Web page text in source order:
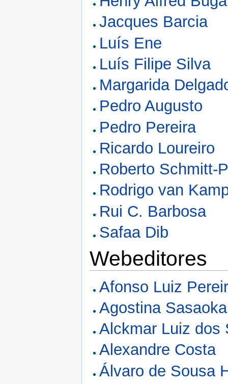
Jacques Barcia
Luís Ene
Luís Filipe Silva
Margarida
Pedro Augusto
Pedro Pereira
Ricardo Loureiro
Roberto Schmitt-
Rodrigo van
Rui C. Barbosa
Safaa Dib
Webeditores
Afonso Luiz
Agostina Sasaoka
Alckmar Luiz dos
Alexandre Costa
Álvaro de Sousa